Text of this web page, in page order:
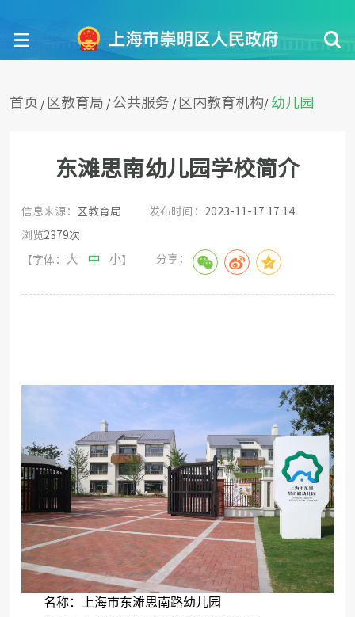
首页 / 区教育局 /公共服务 / 区内教育机构/ 幼儿园
东滩思南幼儿园学校简介
信息来源： 区教育局 发布时间： 2023-11-17 17:14
浏览2379次
【字体： 大 中 小】 分享：
名称：上海市东滩思南路幼儿园